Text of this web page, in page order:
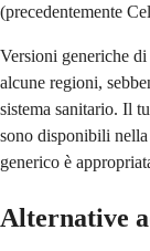
(precedentemente
Versioni generiche
alcune regioni,
sistema sanitario. Il
sono disponibili
generico è
Alternative